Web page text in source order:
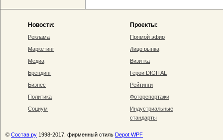
Новости:
Реклама
Маркетинг
Медиа
Брендинг
Бизнес
Политика
Социум
Проекты:
Прямой эфир
Лицо рынка
Визитка
Герои DIGITAL
Рейтинги
Фоторепортажи
Индустриальные
стандарты
© Состав.ру 1998-2017, фирменный стиль Depot WPF